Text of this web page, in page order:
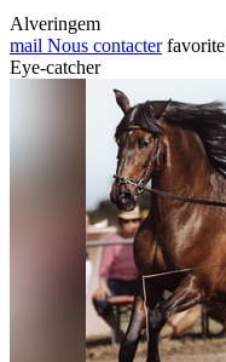
Alveringem
mail Nous contacter favorite
Eye-catcher